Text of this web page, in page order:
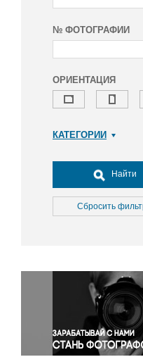
№ ФОТОГРАФИИ
ОРИЕНТАЦИЯ
КАТЕГОРИИ
Досуг, туризм и
Культура
Медицина
Окружающая среда
Политика
Правосудие
Происшествия и
Религия
Найти
Сбросить